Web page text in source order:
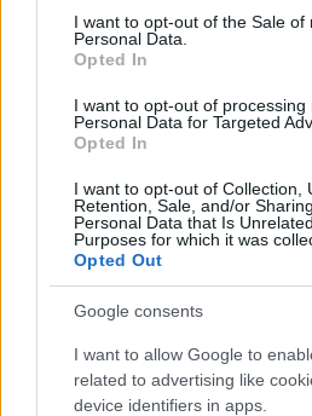
consent section.
I want to opt-out of the Sale of
Personal Data.
Opted In
I want to opt-out of processing
Personal Data for Targeted
Opted In
I want to opt-out of Collection,
Retention, Sale, and/or
Personal Data that Is
Purposes for which it was
Opted Out
Google consents
I want to allow Google to
related to advertising like
device identifiers in apps.
Test tunnel Olbia:
fine agosto
Aggius conquista la
amate dell’estate 2026